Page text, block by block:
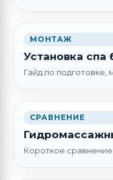
МОНТАЖ
Установка спа
Гайд по подготовке,
СРАВНЕНИЕ
Короткое